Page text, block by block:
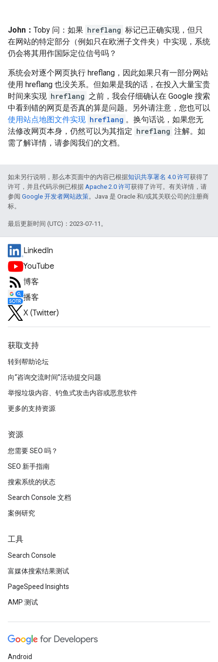
John： Toby 问：如果 hreflang 标记已正确实现，但只
在网站的特定部分（例如只在欧洲子文件夹）中实现，系统
仍会将其用作国际定位信号吗？
系统会对逐个网页执行 hreflang，因此如果只有一部分网站
使用 hreflang 也没关系。但如果是我的话，在投入大量宝贵
时间来实现 hreflang 之前，我会仔细确认在 Google 搜索
中看到错的网页是否真的算是问题。另外请注意，您也可以
使用站点地图文件实现 hreflang 。换句话说，如果您无
法修改网页本身，仍然可以为其指定 hreflang 注解。如
需了解详情，请参阅我们的文档。
如未另行说明，那么本页面中的内容已根据知识共享署名 4.0 许可获得了
许可，并且代码示例已根据 Apache 2.0 许可获得了许可。有关详情，请
参阅 Google 开发者网站政策。Java 是 Oracle 和/或其关联公司的注册商
标。
最后更新时间 (UTC)：2023-07-11。
LinkedIn
YouTube
博客
播客
X (Twitter)
获取支持
转到帮助论坛
向“咨询交流时间”活动提交问题
举报垃圾内容、钓鱼式攻击内容或恶意软件
更多的支持资源
资源
您需要 SEO 吗？
SEO 新手指南
搜索系统的状态
Search Console 文档
案例研究
工具
Search Console
富媒体搜索结果测试
PageSpeed Insights
AMP 测试
Android